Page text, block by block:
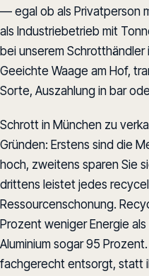
— egal ob als Privatperson
als Industriebetrieb mit
bei unserem
Geeichte Waage am Hof,
Sorte, Auszahlung in bar
Schrott in München zu
Gründen: Erstens sind die
hoch, zweitens sparen Sie
drittens leistet jedes
Ressourcenschonung.
Prozent weniger Energie
Aluminium sogar 95
fachgerecht entsorgt, statt